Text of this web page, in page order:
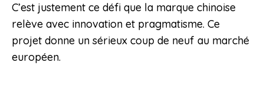
C’est justement ce défi que la marque chinoise
relève avec innovation et pragmatisme. Ce
projet donne un sérieux coup de neuf au marché
européen.